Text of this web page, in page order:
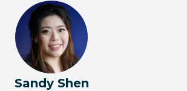
Sandy Shen